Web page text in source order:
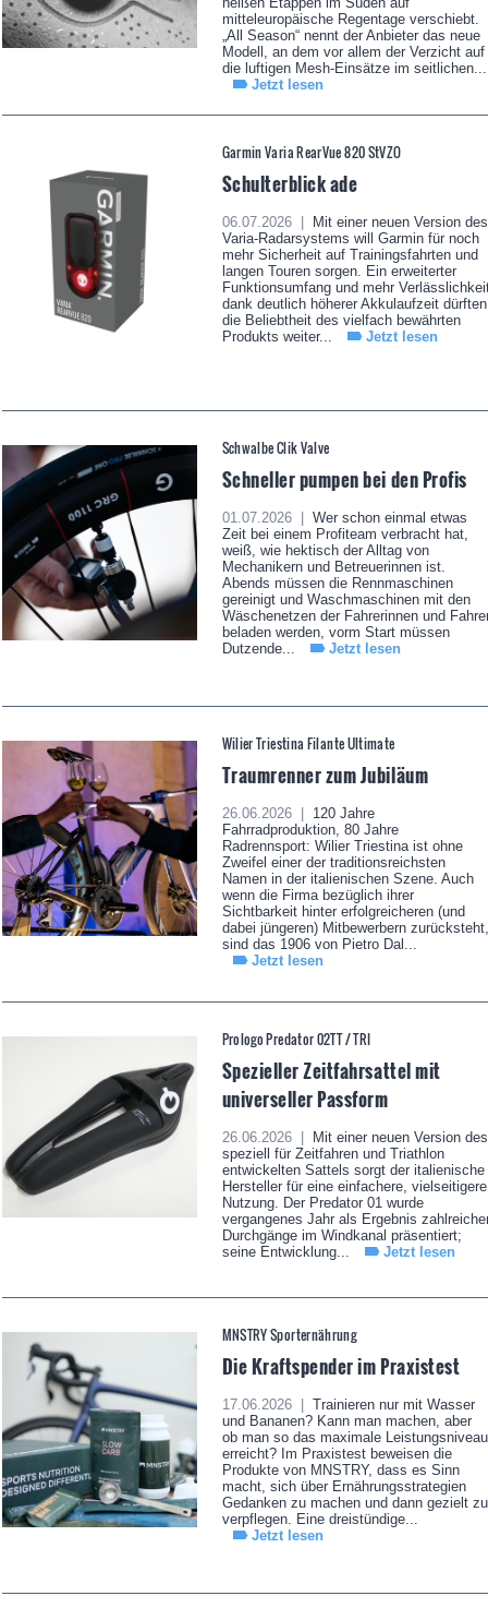
mitteleuropäische Regentage verschiebt.
„All Season“ nennt der Anbieter das neue
Modell, an dem vor allem der Verzicht auf
die luftigen Mesh-Einsätze im seitlichen...
Jetzt lesen
Garmin Varia RearVue 820 StVZO
Schulterblick ade
06.07.2026 |
Mit einer neuen Version des
Varia-Radarsystems will Garmin für noch
mehr Sicherheit auf Trainingsfahrten und
langen Touren sorgen. Ein erweiterter
Funktionsumfang und mehr
dank deutlich höherer Akkulaufzeit dürften
die Beliebtheit des vielfach bewährten
Produkts weiter...
Jetzt lesen
Schwalbe Clik Valve
Schneller pumpen bei den Profis
01.07.2026 |
Wer schon einmal etwas
Zeit bei einem Profiteam verbracht hat,
weiß, wie hektisch der Alltag von
Mechanikern und Betreuerinnen ist.
Abends müssen die Rennmaschinen
gereinigt und Waschmaschinen mit den
Wäschenetzen der Fahrerinnen und
beladen werden, vorm Start müssen
Dutzende...
Jetzt lesen
Wilier Triestina Filante Ultimate
Traumrenner zum Jubiläum
26.06.2026 |
120 Jahre
Fahrradproduktion, 80 Jahre
Radrennsport: Wilier Triestina ist ohne
Zweifel einer der traditionsreichsten
Namen in der italienischen Szene. Auch
wenn die Firma bezüglich ihrer
Sichtbarkeit hinter erfolgreicheren (und
dabei jüngeren) Mitbewerbern zurücksteht,
sind das 1906 von Pietro Dal...
Jetzt lesen
Prologo Predator 02TT / TRI
Spezieller Zeitfahrsattel mit
universeller Passform
26.06.2026 |
Mit einer neuen Version des
speziell für Zeitfahren und Triathlon
entwickelten Sattels sorgt der italienische
Hersteller für eine einfachere, vielseitigere
Nutzung. Der Predator 01 wurde
vergangenes Jahr als Ergebnis
Durchgänge im Windkanal präsentiert;
seine Entwicklung...
Jetzt lesen
MNSTRY Sporternährung
Die Kraftspender im Praxistest
17.06.2026 |
Trainieren nur mit Wasser
und Bananen? Kann man machen, aber
ob man so das maximale Leistungsniveau
erreicht? Im Praxistest beweisen die
Produkte von MNSTRY, dass es Sinn
macht, sich über Ernährungsstrategien
Gedanken zu machen und dann gezielt zu
verpflegen. Eine dreistündige...
Jetzt lesen